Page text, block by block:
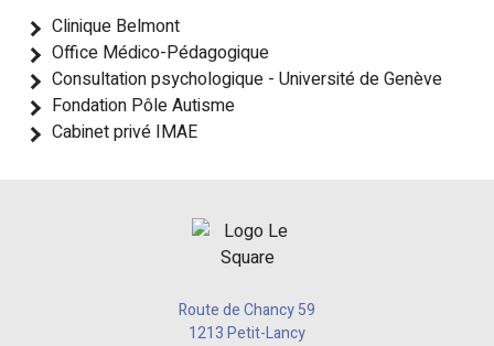
Clinique Belmont
Office Médico-Pédagogique
Consultation psychologique - Université de Genève
Fondation Pôle Autisme
Cabinet privé IMAE
Route de Chancy 59
1213 Petit-Lancy